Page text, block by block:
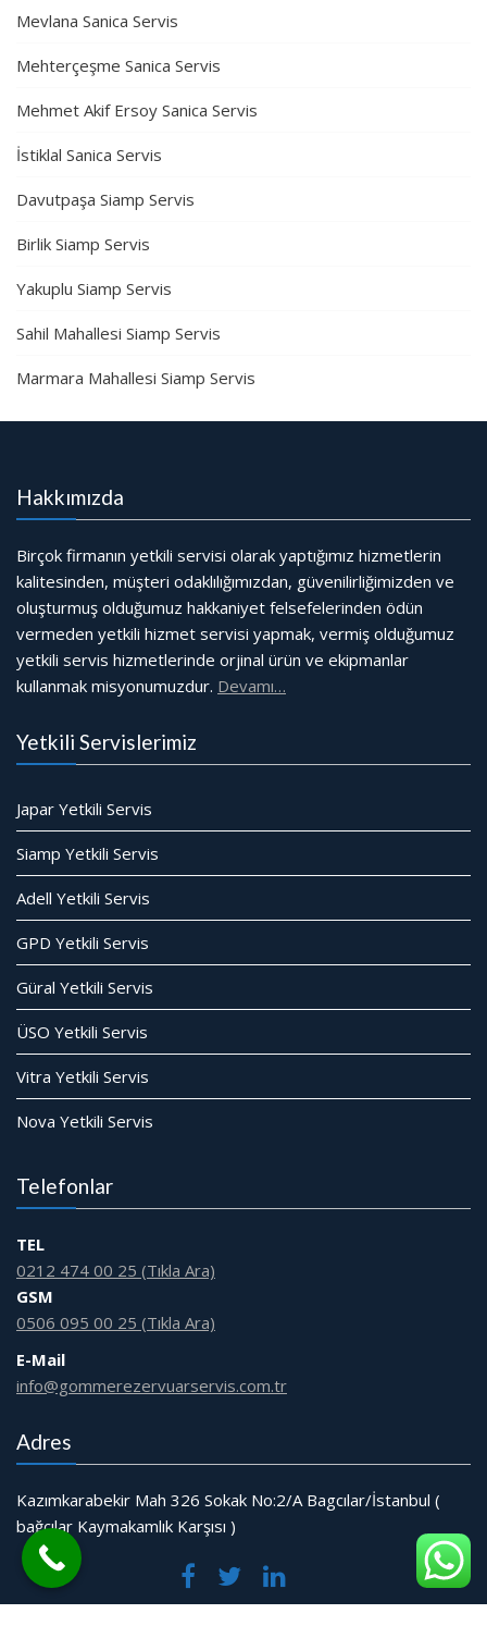
Mevlana Sanica Servis
Mehterçeşme Sanica Servis
Mehmet Akif Ersoy Sanica Servis
İstiklal Sanica Servis
Davutpaşa Siamp Servis
Birlik Siamp Servis
Yakuplu Siamp Servis
Sahil Mahallesi Siamp Servis
Marmara Mahallesi Siamp Servis
Hakkımızda
Birçok firmanın yetkili servisi olarak yaptığımız hizmetlerin
kalitesinden, müşteri odaklılığımızdan, güvenilirliğimizden ve
oluşturmuş olduğumuz hakkaniyet felsefelerinden ödün
vermeden yetkili hizmet servisi yapmak, vermiş olduğumuz
yetkili servis hizmetlerinde orjinal ürün ve ekipmanlar
kullanmak misyonumuzdur. Devamı…
Yetkili Servislerimiz
Japar Yetkili Servis
Siamp Yetkili Servis
Adell Yetkili Servis
GPD Yetkili Servis
Güral Yetkili Servis
ÜSO Yetkili Servis
Vitra Yetkili Servis
Nova Yetkili Servis
Telefonlar
TEL
0212 474 00 25 (Tıkla Ara)
GSM
0506 095 00 25 (Tıkla Ara)
E-Mail
info@gommerezervuarservis.com.tr
Adres
Kazımkarabekir Mah 326 Sokak No:2/A Bagcılar/İstanbul (
bağcılar Kaymakamlık Karşısı )